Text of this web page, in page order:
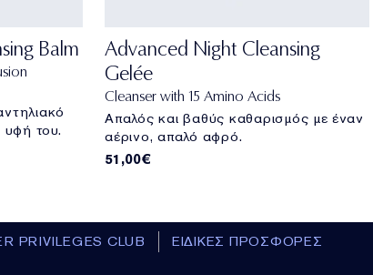
Balm
υφή του.
Advanced Night Cleansing
Gelée
Cleanser with 15 Amino Acids
Απαλός και βαθύς καθαρισμός με έναν
αέρινο, απαλό αφρό.
51,00€
PRIVILEGES CLUB ΕΙΔΙΚΕΣ ΠΡΟΣΦΟΡΕΣ